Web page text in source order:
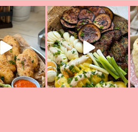
חשבתי מה לחדש לכם ונראה
אורז יצירתי לתשעת הימים ולכבוד
פיצה של תשעת